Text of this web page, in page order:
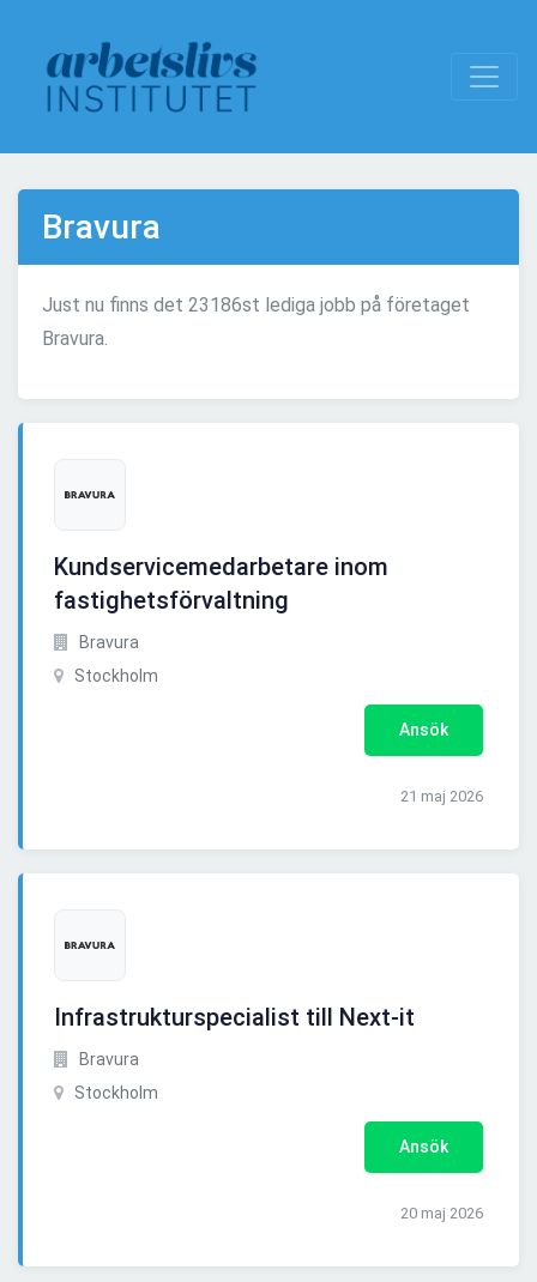
Bravura
Just nu finns det 23186st lediga jobb på företaget
Bravura.
Kundservicemedarbetare inom
fastighetsförvaltning
Bravura
Stockholm
Ansök
21 maj 2026
Infrastrukturspecialist till Next-it
Bravura
Stockholm
Ansök
20 maj 2026